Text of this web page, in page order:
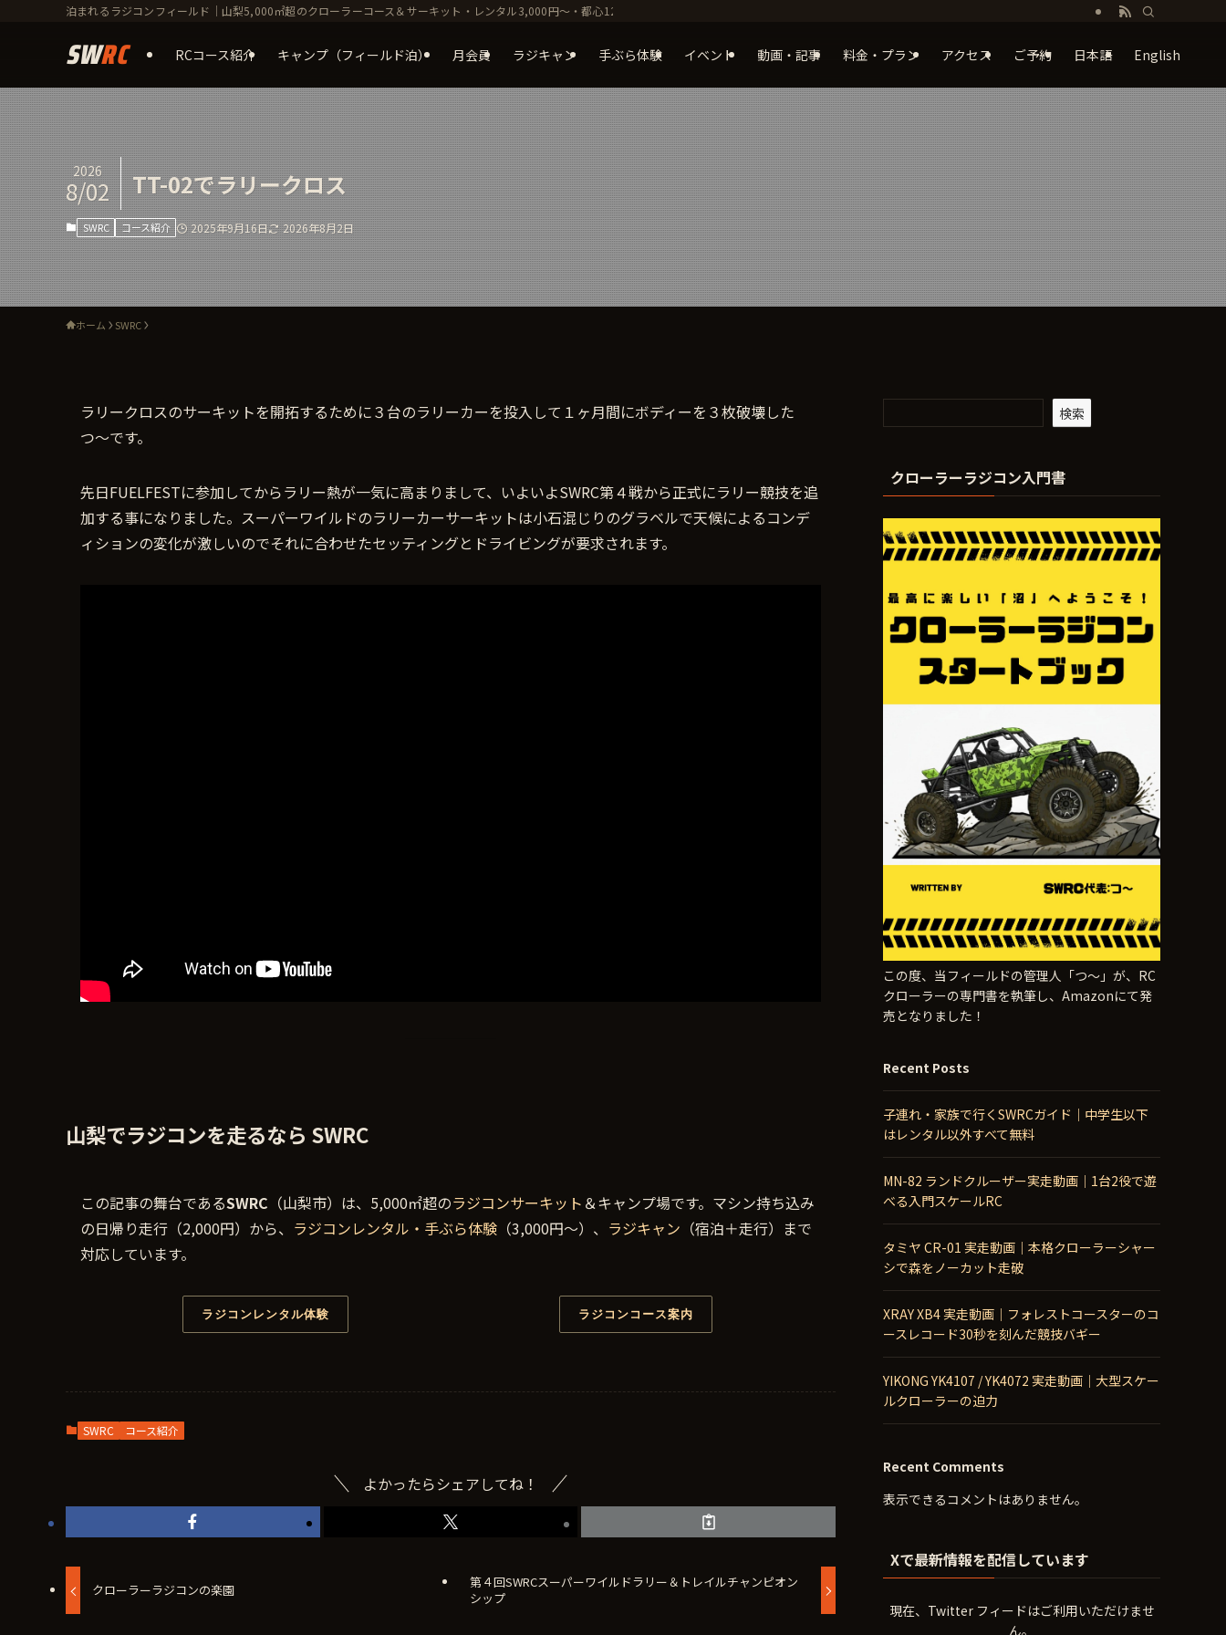
泊まれるラジコンフィールド｜山梨5,000㎡超のクローラーコース＆サーキット・レンタル3,000円〜・都心120分（旧瀬音村こもれびの森キャンプ場）
RCコース紹介 キャンプ（フィールド泊） 月会員 ラジキャン 手ぶら体験 イベント 動画・記事 料金・プラン アクセス ご予約 日本語 English
TT-02でラリークロス
2026
8/02
SWRC コース紹介 2025年9月16日 2026年8月2日
ホーム SWRC
ラリークロスのサーキットを開拓するために３台のラリーカーを投入して１ヶ月間にボディーを３枚破壊した
つ〜です。
先日FUELFESTに参加してからラリー熱が一気に高まりまして、いよいよSWRC第４戦から正式にラリー競技を追
加する事になりました。スーパーワイルドのラリーカーサーキットは小石混じりのグラベルで天候によるコンデ
ィションの変化が激しいのでそれに合わせたセッティングとドライビングが要求されます。
山梨でラジコンを走るなら SWRC
この記事の舞台であるSWRC （山梨市）は、5,000㎡超のラジコンサーキット ＆キャンプ場です。マシン持ち込み
の日帰り走行（2,000円）から、 ラジコンレンタル・手ぶら体験 （3,000円〜）、 ラジキャン （宿泊＋走行）まで
対応しています。
ラジコンレンタル体験 ラジコンコース案内
SWRC コース紹介
よかったらシェアしてね！
クローラーラジコンの楽園
第４回SWRCスーパーワイルドラリー＆トレイルチャンピオン
シップ
検索
クローラーラジコン入門書
この度、当フィールドの管理人「つ〜」が、RC
クローラーの専門書を執筆し、Amazonにて発
売となりました！
Recent Posts
子連れ・家族で行くSWRCガイド｜中学生以下
はレンタル以外すべて無料
MN-82 ランドクルーザー実走動画｜1台2役で遊
べる入門スケールRC
タミヤ CR-01 実走動画｜本格クローラーシャー
シで森をノーカット走破
XRAY XB4 実走動画｜フォレストコースターのコ
ースレコード30秒を刻んだ競技バギー
YIKONG YK4107 / YK4072 実走動画｜大型スケー
ルクローラーの迫力
Recent Comments
表示できるコメントはありません。
Xで最新情報を配信しています
現在、Twitter フィードはご利用いただけませ
ん。